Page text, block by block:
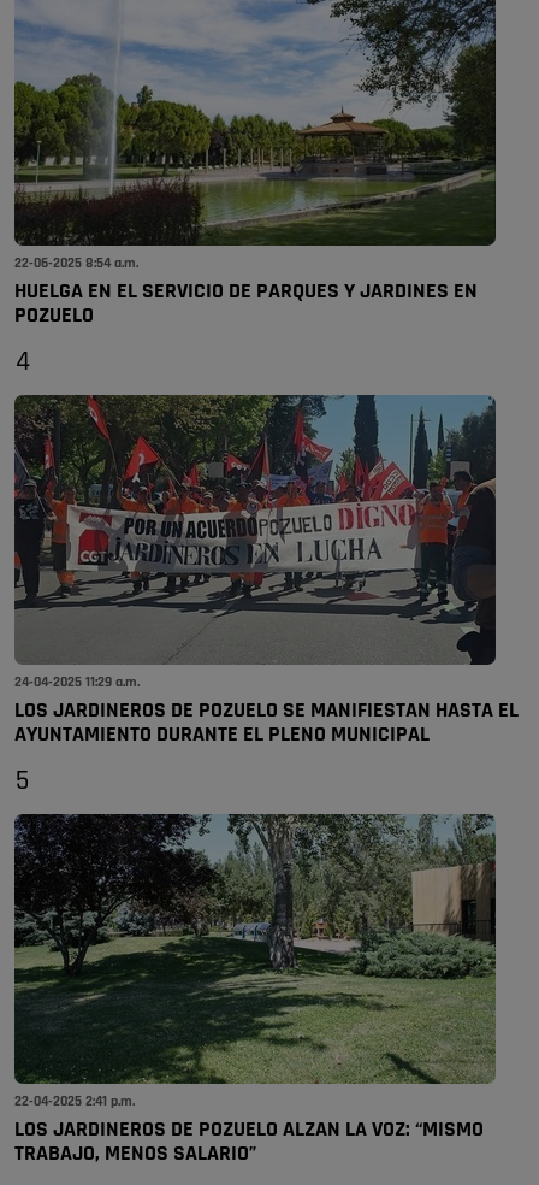
22-06-2025 8:54 a.m.
HUELGA EN EL SERVICIO DE PARQUES Y JARDINES EN
POZUELO
4
24-04-2025 11:29 a.m.
LOS JARDINEROS DE POZUELO SE MANIFIESTAN HASTA EL
AYUNTAMIENTO DURANTE EL PLENO MUNICIPAL
5
22-04-2025 2:41 p.m.
LOS JARDINEROS DE POZUELO ALZAN LA VOZ: “MISMO
TRABAJO, MENOS SALARIO”